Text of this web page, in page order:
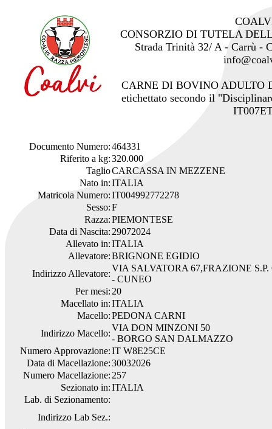
CONSORZIO DI TUTELA
Strada Trinità 32/ A - Carrù -
CARNE DI BOVINO ADULTO
etichettato secondo il
Documento Numero:464331
Riferito a kg:320.000
TaglioCARCASSA IN MEZZENE
Nato in:ITALIA
Matricola Numero:IT004992772278
Sesso:F
Razza:PIEMONTESE
Data di Nascita: 29072024
Allevato in:ITALIA
Allevatore:BRIGNONE EGIDIO
Indirizzo Allevatore:
VIA SALVATORA 67,FRAZIONE
- CUNEO
Per mesi: 20
Macellato in:ITALIA
Macello:PEDONA CARNI
Indirizzo Macello:
VIA DON MINZONI 50
- BORGO SAN DALMAZZO
Numero Approvazione:IT W8E25CE
Data di Macellazione:30032026
Numero Macellazione: 257
Sezionato in:ITALIA
Lab. di Sezionamento:
Indirizzo Lab Sez.: